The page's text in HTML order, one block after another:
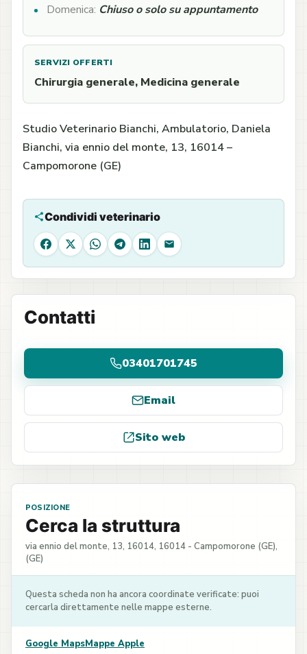
Domenica: Chiuso o solo su appuntamento
SERVIZI OFFERTI
Chirurgia generale, Medicina generale
Studio Veterinario Bianchi, Ambulatorio, Daniela
Bianchi, via ennio del monte, 13, 16014 –
Campomorone (GE)
Condividi veterinario
Facebook
X WhatsAppTelegram
LinkedIn
Email
Contatti
03401701745
Email
Sito web
POSIZIONE
Cerca la struttura
via ennio del monte, 13, 16014, 16014 - Campomorone (GE),
(GE)
Questa scheda non ha ancora coordinate verificate: puoi
cercarla direttamente nelle mappe esterne.
Google MapsMappe Apple